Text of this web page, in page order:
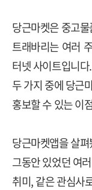
당근마켓은 중고
트래바리는 여러
터넷 사이트입니다.
두 가지 중에 당근
홍보할 수 있는 이
당근마켓앱을 살
그동안 있었던 여러
취미,같은 관심사